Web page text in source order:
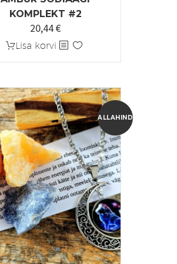
KOMPLEKT #2
Algne
hind
20,44€Praegune
hind
Lisa korvi
ALLAHINDLUS!